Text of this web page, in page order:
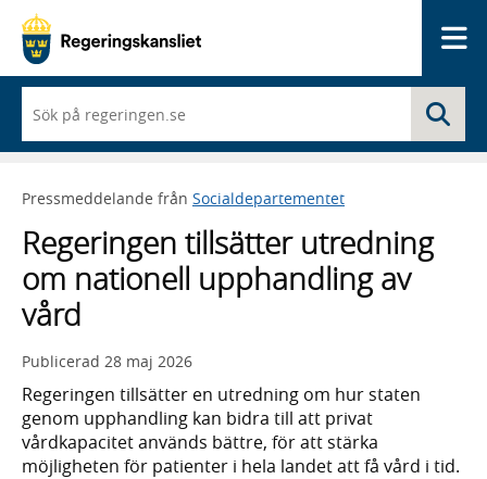
du
börjar
skriva
framträder
lista
med
sökförslag
Pressmeddelande från Socialdepartementet
Regeringen tillsätter utredning
om nationell upphandling av
vård
Publicerad 28 maj 2026
Regeringen tillsätter en utredning om hur staten
genom upphandling kan bidra till att privat
vårdkapacitet används bättre, för att stärka
möjligheten för patienter i hela landet att få vård i tid.